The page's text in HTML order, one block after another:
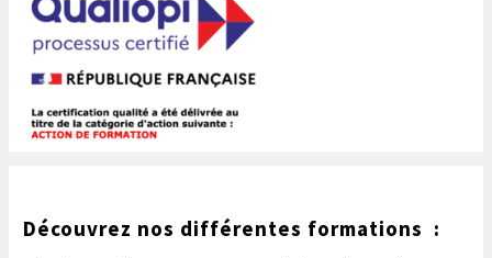
Découvrez nos différentes formations :